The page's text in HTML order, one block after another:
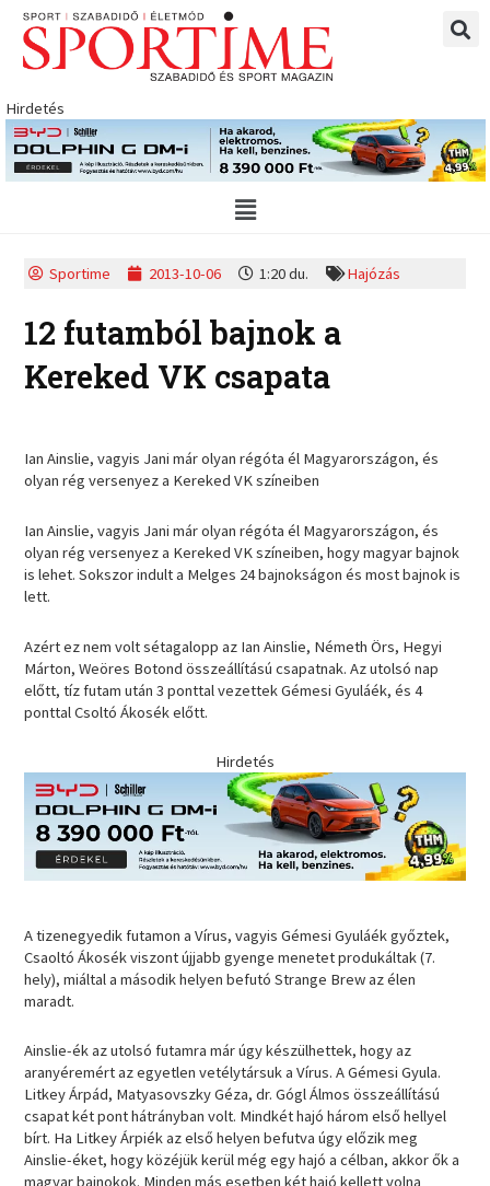
Skip
content
Hirdetés
Main
Menu
Sportime 2013-10-06 1:20 du. Hajózás
12 futamból bajnok a
Kereked VK csapata
Ian Ainslie, vagyis Jani már olyan régóta él Magyarországon, és
olyan rég versenyez a Kereked VK színeiben
Ian Ainslie, vagyis Jani már olyan régóta él Magyarországon, és
olyan rég versenyez a Kereked VK színeiben, hogy magyar bajnok
is lehet. Sokszor indult a Melges 24 bajnokságon és most bajnok is
lett.
Azért ez nem volt sétagalopp az Ian Ainslie, Németh Örs, Hegyi
Márton, Weöres Botond összeállítású csapatnak. Az utolsó nap
előtt, tíz futam után 3 ponttal vezettek Gémesi Gyuláék, és 4
ponttal Csoltó Ákosék előtt.
Hirdetés
A tizenegyedik futamon a Vírus, vagyis Gémesi Gyuláék győztek,
Csaoltó Ákosék viszont újjabb gyenge menetet produkáltak (7.
hely), miáltal a második helyen befutó Strange Brew az élen
maradt.
Ainslie-ék az utolsó futamra már úgy készülhettek, hogy az
aranyéremért az egyetlen vetélytársuk a Vírus. A Gémesi Gyula.
Litkey Árpád, Matyasovszky Géza, dr. Gógl Álmos összeállítású
csapat két pont hátrányban volt. Mindkét hajó három első hellyel
bírt. Ha Litkey Árpiék az első helyen befutva úgy előzik meg
Ainslie-éket, hogy közéjük kerül még egy hajó a célban, akkor ők a
magyar bajnokok. Minden más esetben két hajó kellett volna